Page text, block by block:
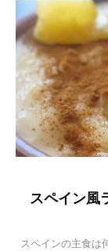
スペイン風
スペインの主食は